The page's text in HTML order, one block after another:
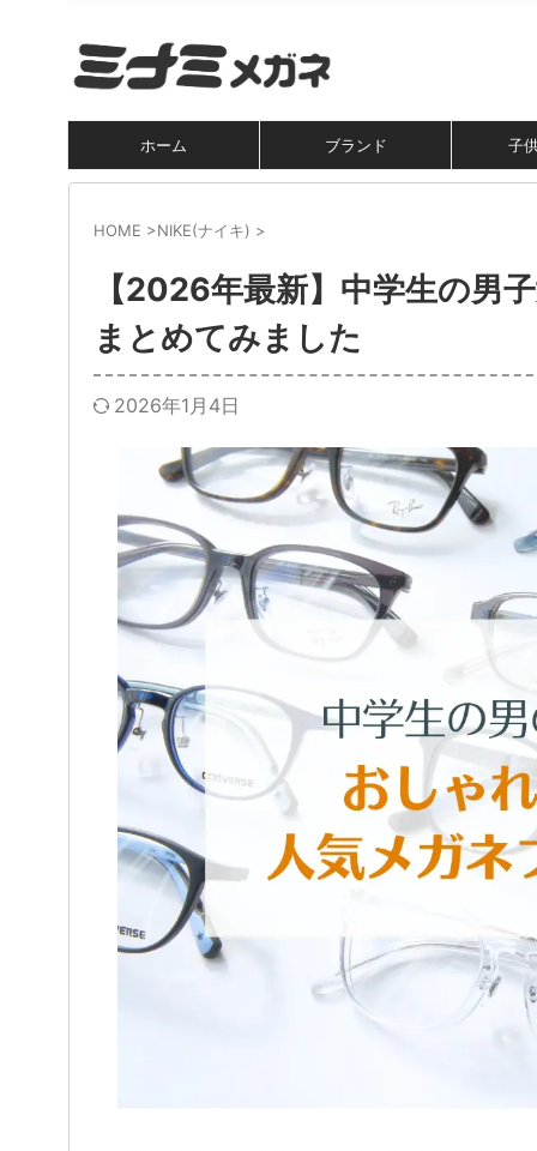
ホーム ブランド 子
HOME >NIKE(ナイキ) >
【2026年最新】中学生の男
まとめてみました
2026年1月4日